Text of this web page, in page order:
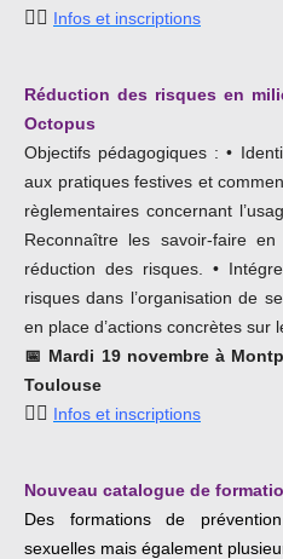
👉🏿 Infos et inscriptions
Réduction des risques en
Octopus
Objectifs pédagogiques : •
aux pratiques festives et
règlementaires concernant
Reconnaître les savoir-faire
réduction des risques. •
risques dans l’organisation de
en place d’actions concrètes sur
📅 Mardi 19 novembre à
Toulouse
👉🏿 Infos et inscriptions
Nouveau catalogue de
Des formations de
sexuelles mais également